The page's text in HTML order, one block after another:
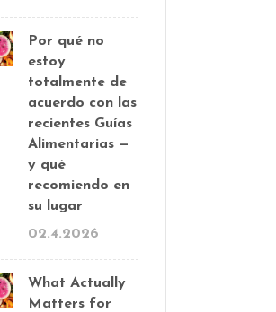
Por qué no
estoy
totalmente de
acuerdo con las
recientes Guías
Alimentarias —
y qué
recomiendo en
su lugar
02.4.2026
What Actually
Matters for